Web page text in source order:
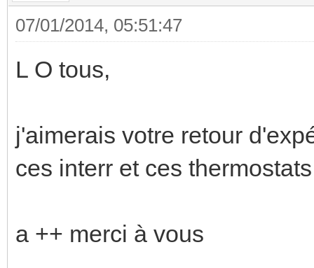
07/01/2014, 05:51:47
L O tous,
j'aimerais votre retour
ces interr et ces thermostats
a ++ merci à vous